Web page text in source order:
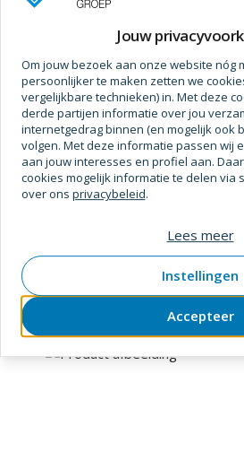
Raveeldrager midi sv 1,5mm
SKU3102448 Verpakt perstuk
Prijs op aanvraag
Jouw
Om jouw bezoek aan onze website nóg
persoonlijker te maken zetten we
vergelijkbare technieken) in. Met deze
derde partijen informatie over jou
internetgedrag binnen (en mogelijk ook
volgen. Met deze informatie passen wij
aan jouw interesses en profiel aan.
cookies mogelijk informatie te delen via
over ons privacybeleid.
Accepteer
Instellingen
Lees meer